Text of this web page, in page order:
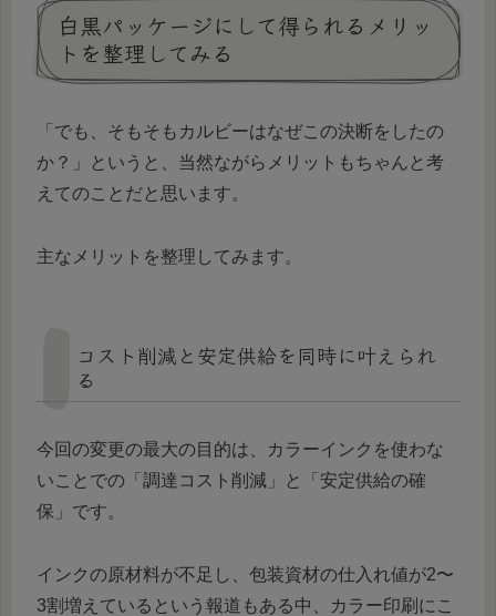
白黒パッケージにして得られるメリッ
トを整理してみる
「でも、そもそもカルビーはなぜこの決断をしたの
か？」というと、当然ながらメリットもちゃんと考
えてのことだと思います。
主なメリットを整理してみます。
コスト削減と安定供給を同時に叶えられ
る
今回の変更の最大の目的は、カラーインクを使わな
いことでの「調達コスト削減」と「安定供給の確
保」です。
インクの原材料が不足し、包装資材の仕入れ値が2〜
3割増えているという報道もある中、カラー印刷にこ